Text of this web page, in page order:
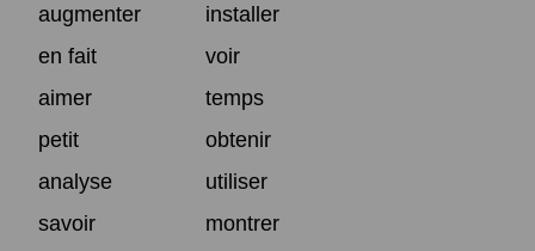
augmenter
installer
en fait
voir
aimer
temps
petit
obtenir
analyse
utiliser
savoir
montrer